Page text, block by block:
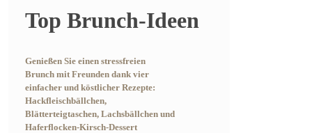
Top Brunch-Ideen
Genießen Sie einen stressfreien
Brunch mit Freunden dank vier
einfacher und köstlicher Rezepte:
Hackfleischbällchen,
Blätterteigtaschen, Lachsbällchen und
Haferflocken-Kirsch-Dessert